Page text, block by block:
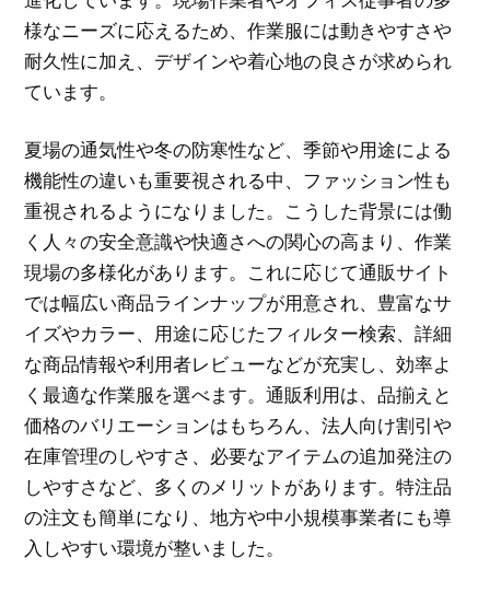
様なニーズに応えるため、作業服には動きやすさや
耐久性に加え、デザインや着心地の良さが求められ
ています。
夏場の通気性や冬の防寒性など、季節や用途による
機能性の違いも重要視される中、ファッション性も
重視されるようになりました。こうした背景には働
く人々の安全意識や快適さへの関心の高まり、作業
現場の多様化があります。これに応じて通販サイト
では幅広い商品ラインナップが用意され、豊富なサ
イズやカラー、用途に応じたフィルター検索、詳細
な商品情報や利用者レビューなどが充実し、効率よ
く最適な作業服を選べます。通販利用は、品揃えと
価格のバリエーションはもちろん、法人向け割引や
在庫管理のしやすさ、必要なアイテムの追加発注の
しやすさなど、多くのメリットがあります。特注品
の注文も簡単になり、地方や中小規模事業者にも導
入しやすい環境が整いました。